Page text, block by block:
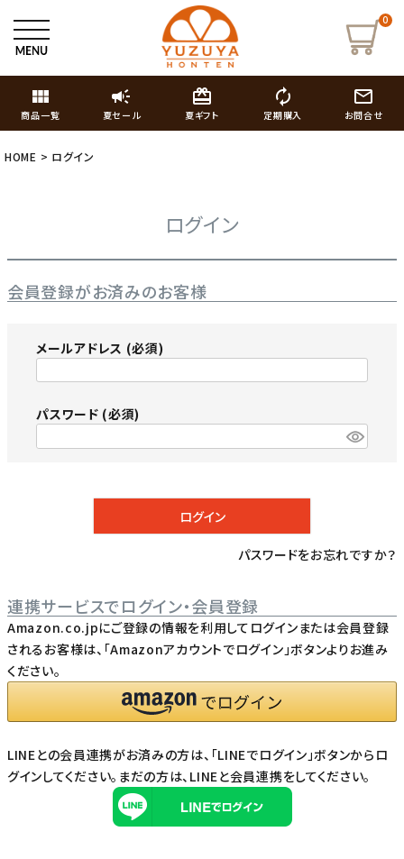
0
view_module
商品一覧
campaign
夏セール
card_giftcard
夏ギフト
autorenew
定期購入
mail_outline
お問合せ
HOME ログイン
ログイン
会員登録がお済みのお客様
メールアドレス (必須)
パスワード (必須)
ログイン
パスワードをお忘れですか？
連携サービスでログイン・会員登録
Amazon.co.jpにご登録の情報を利用してログインまたは会員登録
されるお客様は、「Amazonアカウントでログイン」ボタンよりお進み
ください。
LINEとの会員連携がお済みの方は、「LINEでログイン」ボタンからロ
グインしてください。まだの方は、 LINEと会員連携をしてください。